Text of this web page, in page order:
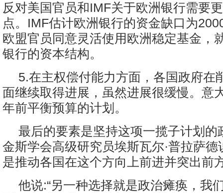
反对美国官员和IMF关于欧洲银行需要
点。IMF估计欧洲银行的资金缺口为
欧盟官员同意灵活使用欧洲稳定基金，
银行的资本结构。
5.在主权偿付能力方面，各国政府在
面继续取得进展，虽然进展很缓慢。意
年前平衡预算的计划。
最后的要素是坚持这项一揽子计划的
金斯学会高级研究员埃斯瓦尔·普拉萨
是推动各国在这个方向上前进并突出前
他说:“另一种选择就是政治瘫痪，我